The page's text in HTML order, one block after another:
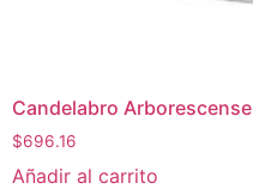
Candelabro Arborescense
$696.16
Añadir al carrito